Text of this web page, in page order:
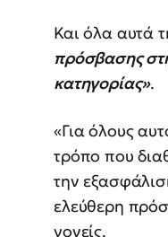
Και όλα αυτά
πρόσβασης
κατηγορίας».
«Για όλους
τρόπο που
την
ελεύθερη
γονείς.